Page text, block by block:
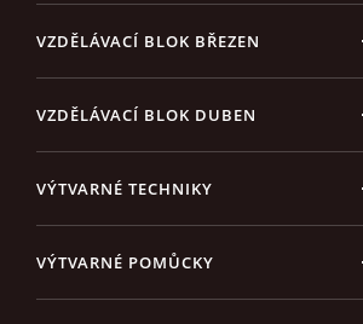
VZDĚLÁVACÍ BLOK BŘEZEN
VZDĚLÁVACÍ BLOK DUBEN
VÝTVARNÉ TECHNIKY
VÝTVARNÉ POMŮCKY